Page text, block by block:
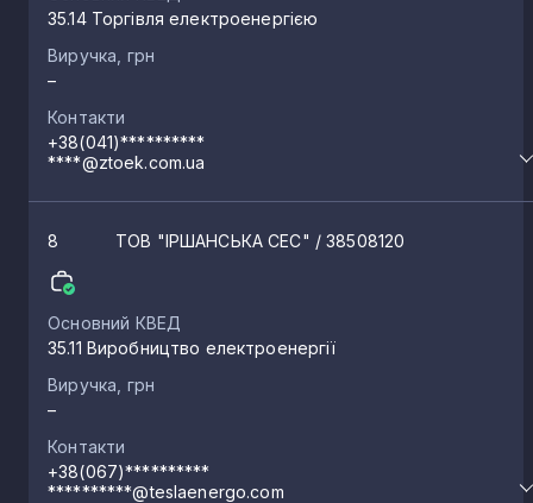
Пряжів
Романів
Тетерівка
Корчак
Хорошів
Солов’ї 1
35.14 Торгівля електроенергією
Виручка, грн
–
Контакти
+38(041)**********
****@ztoek.com.ua
8 ТОВ "ІРШАНСЬКА СЕС" / 38508120
Основний КВЕД
35.11 Виробництво електроенергії
Виручка, грн
–
Контакти
+38(067)**********
**********@teslaenergo.com